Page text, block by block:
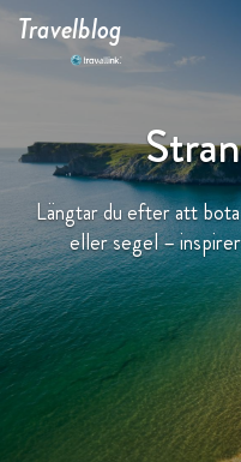
Travelblog
Längtar du efter att
eller segel –